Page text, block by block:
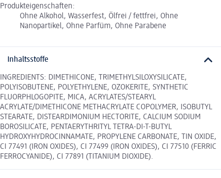
Produkteigenschaften:
Ohne Alkohol, Wasserfest, Ölfrei / fettfrei, Ohne
Nanopartikel, Ohne Parfüm, Ohne Parabene
Inhaltsstoffe
INGREDIENTS: DIMETHICONE, TRIMETHYLSILOXYSILICATE,
POLYISOBUTENE, POLYETHYLENE, OZOKERITE, SYNTHETIC
FLUORPHLOGOPITE, MICA, ACRYLATES/STEARYL
ACRYLATE/DIMETHICONE METHACRYLATE COPOLYMER, ISOBUTYL
STEARATE, DISTEARDIMONIUM HECTORITE, CALCIUM SODIUM
BOROSILICATE, PENTAERYTHRITYL TETRA-DI-T-BUTYL
HYDROXYHYDROCINNAMATE, PROPYLENE CARBONATE, TIN OXIDE,
CI 77491 (IRON OXIDES), CI 77499 (IRON OXIDES), CI 77510 (FERRIC
FERROCYANIDE), CI 77891 (TITANIUM DIOXIDE).